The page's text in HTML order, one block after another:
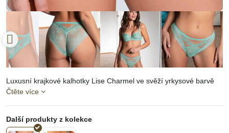
Luxusní krajkové kalhotky Lise Charmel ve svěží yrkysové barvě
Čtěte více